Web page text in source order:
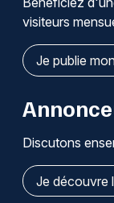
visiteurs
Je publie
Discutons
Je découvre